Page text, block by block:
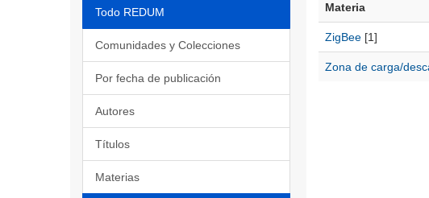
Todo REDUM
Comunidades y Colecciones
Por fecha de publicación
Autores
Títulos
Materias
Materia
ZigBee[1]
Zona de carga/